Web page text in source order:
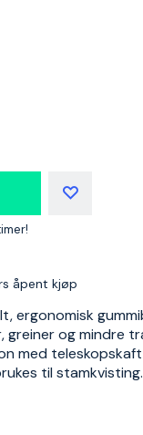
åpent kjøp
ergonomisk
greiner og mindre
med
til stamkvisting.